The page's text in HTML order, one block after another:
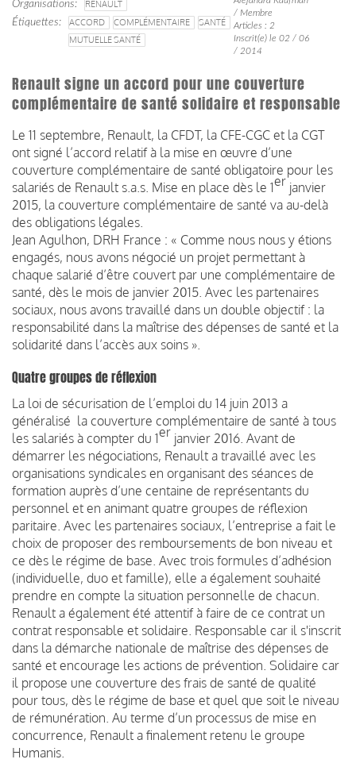
Organisations
RENAULT
Étiquettes
ACCORD COMPLÉMENTAIRE
SANTÉ
MUTUELLE SANTÉ
/ Membre
Articles : 2
Inscrit(e) le 02 / 06
/ 2014
Renault signe un accord pour une couverture
complémentaire de santé solidaire et responsable
Le 11 septembre, Renault, la CFDT, la CFE-CGC et la CGT
ont signé l’accord relatif à la mise en œuvre d’une
couverture complémentaire de santé obligatoire pour les
salariés de Renault s.a.s. Mise en place dès le 1er janvier
2015, la couverture complémentaire de santé va au-delà
des obligations légales.
Jean Agulhon, DRH France : « Comme nous nous y étions
engagés, nous avons négocié un projet permettant à
chaque salarié d’être couvert par une complémentaire de
santé, dès le mois de janvier 2015. Avec les partenaires
sociaux, nous avons travaillé dans un double objectif : la
responsabilité dans la maîtrise des dépenses de santé et la
solidarité dans l’accès aux soins ».
Quatre groupes de réflexion
La loi de sécurisation de l’emploi du 14 juin 2013 a
généralisé la couverture complémentaire de santé à tous
les salariés à compter du 1er janvier 2016. Avant de
démarrer les négociations, Renault a travaillé avec les
organisations syndicales en organisant des séances de
formation auprès d’une centaine de représentants du
personnel et en animant quatre groupes de réflexion
paritaire. Avec les partenaires sociaux, l’entreprise a fait le
choix de proposer des remboursements de bon niveau et
ce dès le régime de base. Avec trois formules d’adhésion
(individuelle, duo et famille), elle a également souhaité
prendre en compte la situation personnelle de chacun.
Renault a également été attentif à faire de ce contrat un
contrat responsable et solidaire. Responsable car il s'inscrit
dans la démarche nationale de maîtrise des dépenses de
santé et encourage les actions de prévention. Solidaire car
il propose une couverture des frais de santé de qualité
pour tous, dès le régime de base et quel que soit le niveau
de rémunération. Au terme d’un processus de mise en
concurrence, Renault a finalement retenu le groupe
Humanis.